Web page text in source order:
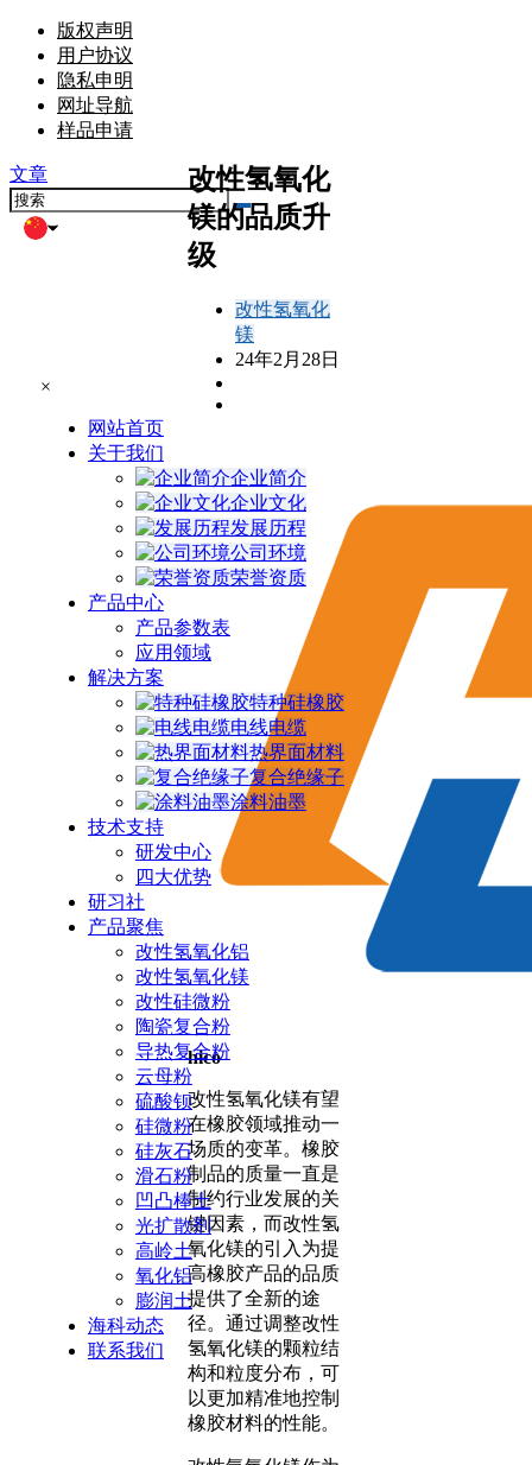
版权声明
用户协议
隐私申明
网址导航
样品申请
文章
×
网站首页
关于我们
企业简介
企业文化
发展历程
公司环境
荣誉资质
产品中心
产品参数表
应用领域
解决方案
特种硅橡胶
电线电缆
热界面材料
复合绝缘子
涂料油墨
技术支持
研发中心
四大优势
研习社
产品聚焦
改性氢氧化铝
改性氢氧化镁
改性硅微粉
陶瓷复合粉
导热复合粉
云母粉
硫酸钡
硅微粉
硅灰石
滑石粉
凹凸棒土
光扩散剂
高岭土
氧化铝
膨润土
海科动态
联系我们
改性氢氧化
镁的品质升
级
改性氢氧化
镁
24年2月28日
hico
改性氢氧化镁有望
在橡胶领域推动一
场质的变革。橡胶
制品的质量一直是
制约行业发展的关
键因素，而改性氢
氧化镁的引入为提
高橡胶产品的品质
提供了全新的途
径。通过调整改性
氢氧化镁的颗粒结
构和粒度分布，可
以更加精准地控制
橡胶材料的性能。